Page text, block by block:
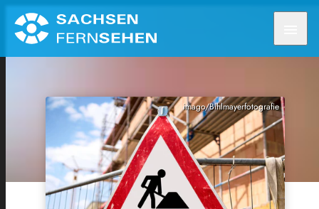
imago/Bihlmayerfotografie